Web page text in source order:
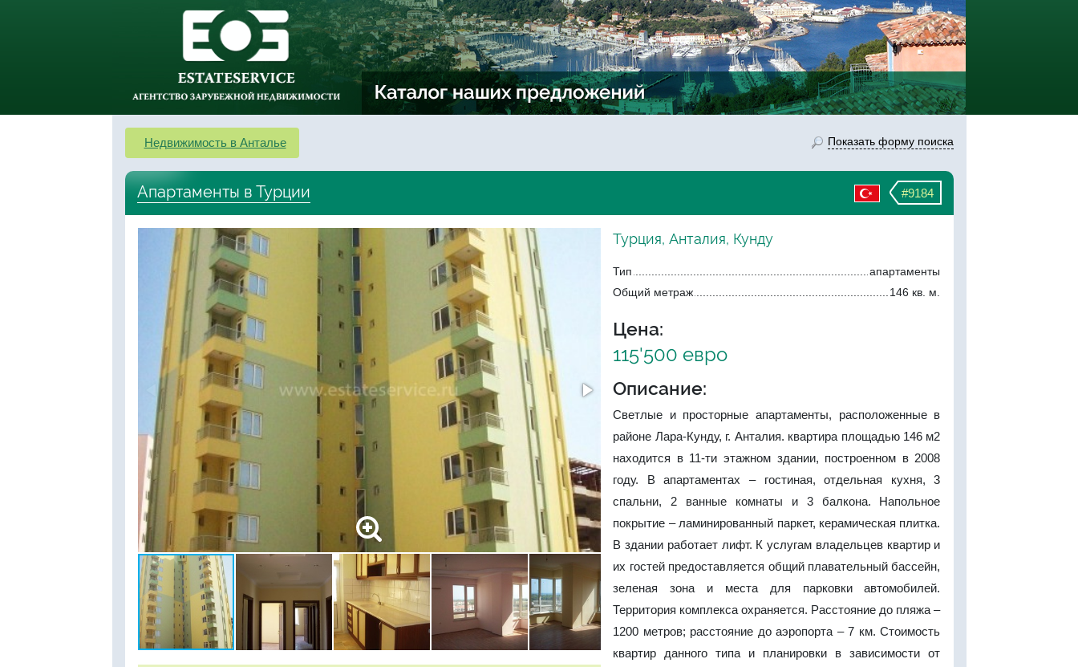
Недвижимость в Анталье Показать форму поиска
#9184
Апартаменты в Турции
Турция, Анталия, Кунду
Тип
апартаменты
Общий метраж
146 кв. м.
Цена:
115'500 евро
Описание:
Светлые и просторные апартаменты, расположенные в
районе Лара-Кунду, г. Анталия. квартира площадью 146 м2
находится в 11-ти этажном здании, построенном в 2008
году. В апартаментах – гостиная, отдельная кухня, 3
спальни, 2 ванные комнаты и 3 балкона. Напольное
покрытие – ламинированный паркет, керамическая плитка.
В здании работает лифт. К услугам владельцев квартир и
их гостей предоставляется общий плавательный бассейн,
зеленая зона и места для парковки автомобилей.
Территория комплекса охраняется. Расстояние до пляжа –
1200 метров; расстояние до аэропорта – 7 км. Стоимость
квартир данного типа и планировки в зависимости от